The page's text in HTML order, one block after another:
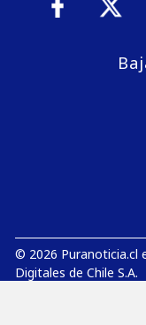
© 2026 Puranoticia.cl
Digitales de Chile S.A.